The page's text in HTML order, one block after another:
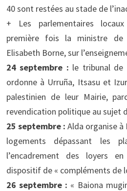
40 sont restées au stade de
+ Les parlementaires
première fois la ministre de
Elisabeth Borne, sur
24 septembre : le tribunal de
ordonne à Urruña, Itsasu et
palestinien de leur Mairie,
revendication politique au sujet
25 septembre : Alda organise
logements dépassant les
l’encadrement des loyers
dispositif de « compléments de
26 septembre : « Baiona